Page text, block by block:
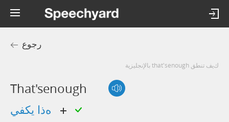
رجوع
كيف تنطق that'senough بالإنجليزية
That'senough